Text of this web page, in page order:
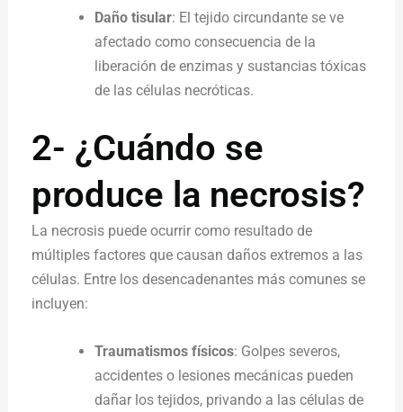
Daño tisular: El tejido circundante se ve
afectado como consecuencia de la
liberación de enzimas y sustancias tóxicas
de las células necróticas.
2- ¿Cuándo se
produce la necrosis?
La necrosis puede ocurrir como resultado de
múltiples factores que causan daños extremos a las
células. Entre los desencadenantes más comunes se
incluyen:
Traumatismos físicos: Golpes severos,
accidentes o lesiones mecánicas pueden
dañar los tejidos, privando a las células de